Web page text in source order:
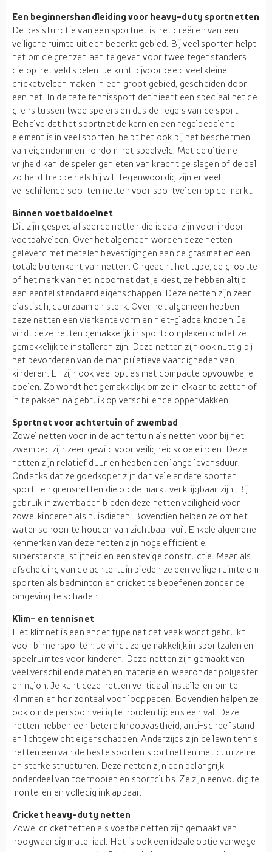
Een beginnershandleiding voor heavy-duty sportnetten
De basisfunctie van een sportnet is het creëren van een
veiligere ruimte uit een beperkt gebied. Bij veel sporten helpt
het om de grenzen aan te geven voor twee tegenstanders
die op het veld spelen. Je kunt bijvoorbeeld veel kleine
cricketvelden maken in een groot gebied, gescheiden door
een net. In de tafeltennissport definieert een speciaal net de
grens tussen twee spelers en dus de regels van de sport.
Behalve dat het sportnet de kern en een regelbepalend
element is in veel sporten, helpt het ook bij het beschermen
van eigendommen rondom het speelveld. Met de ultieme
vrijheid kan de speler genieten van krachtige slagen of de bal
zo hard trappen als hij wil. Tegenwoordig zijn er veel
verschillende soorten netten voor sportvelden op de markt.
Binnen voetbaldoelnet
Dit zijn gespecialiseerde netten die ideaal zijn voor indoor
voetbalvelden. Over het algemeen worden deze netten
geleverd met metalen bevestigingen aan de grasmat en een
totale buitenkant van netten. Ongeacht het type, de grootte
of het merk van het indoornet dat je kiest, ze hebben altijd
een aantal standaard eigenschappen. Deze netten zijn zeer
elastisch, duurzaam en sterk. Over het algemeen hebben
deze netten een vierkante vorm en niet-gladde knopen. Je
vindt deze netten gemakkelijk in sportcomplexen omdat ze
gemakkelijk te installeren zijn. Deze netten zijn ook nuttig bij
het bevorderen van de manipulatieve vaardigheden van
kinderen. Er zijn ook veel opties met compacte opvouwbare
doelen. Zo wordt het gemakkelijk om ze in elkaar te zetten of
in te pakken na gebruik op verschillende oppervlakken.
Sportnet voor achtertuin of zwembad
Zowel netten voor in de achtertuin als netten voor bij het
zwembad zijn zeer gewild voor veiligheidsdoeleinden. Deze
netten zijn relatief duur en hebben een lange levensduur.
Ondanks dat ze goedkoper zijn dan vele andere soorten
sport- en grensnetten die op de markt verkrijgbaar zijn. Bij
gebruik in zwembaden bieden deze netten veiligheid voor
zowel kinderen als huisdieren. Bovendien helpen ze om het
water schoon te houden van zichtbaar vuil. Enkele algemene
kenmerken van deze netten zijn hoge efficiëntie,
supersterkte, stijfheid en een stevige constructie. Maar als
afscheiding van de achtertuin bieden ze een veilige ruimte om
sporten als badminton en cricket te beoefenen zonder de
omgeving te schaden.
Klim- en tennisnet
Het klimnet is een ander type net dat vaak wordt gebruikt
voor binnensporten. Je vindt ze gemakkelijk in sportzalen en
speelruimtes voor kinderen. Deze netten zijn gemaakt van
veel verschillende maten en materialen, waaronder polyester
en nylon. Je kunt deze netten verticaal installeren om te
klimmen en horizontaal voor looppaden. Bovendien helpen ze
ook om de persoon veilig te houden tijdens een val. Deze
netten hebben een betere knoopvastheid, anti-scheefstand
en lichtgewicht eigenschappen. Anderzijds zijn de lawn tennis
netten een van de beste soorten sportnetten met duurzame
en sterke structuren. Deze netten zijn een belangrijk
onderdeel van toernooien en sportclubs. Ze zijn eenvoudig te
monteren en volledig inklapbaar.
Cricket heavy-duty netten
Zowel cricketnetten als voetbalnetten zijn gemaakt van
hoogwaardig materiaal. Het is ook een ideale optie vanwege